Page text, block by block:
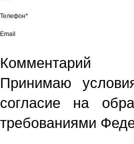
Телефон*
Email
Комментарий
Принимаю
согласие на
требованиями